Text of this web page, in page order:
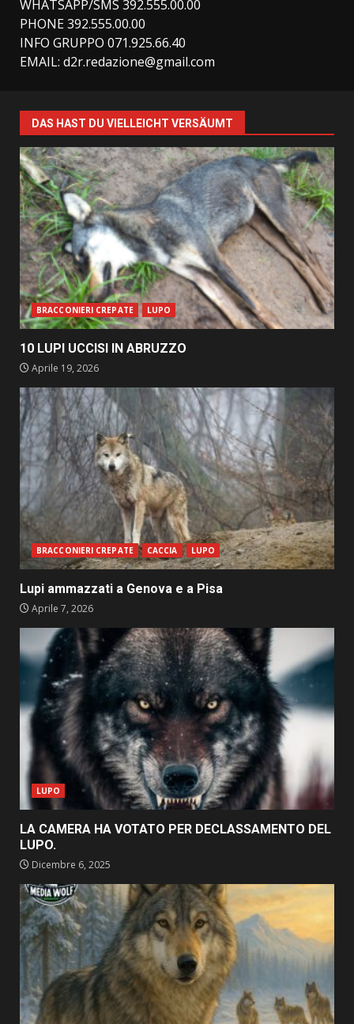
WHATSAPP/SMS 392.555.00.00
PHONE 392.555.00.00
INFO GRUPPO 071.925.66.40
EMAIL: d2r.redazione@gmail.com
DAS HAST DU VIELLEICHT VERSÄUMT
BRACCONIERI CREPATE LUPO
10 LUPI UCCISI IN ABRUZZO
Aprile 19, 2026
BRACCONIERI CREPATE CACCIA LUPO
Lupi ammazzati a Genova e a Pisa
Aprile 7, 2026
LUPO
LA CAMERA HA VOTATO PER DECLASSAMENTO DEL
LUPO.
Dicembre 6, 2025